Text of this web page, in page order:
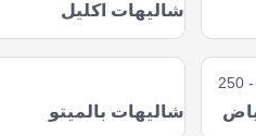
شاليهات اكليل
شاليهات بالميتو